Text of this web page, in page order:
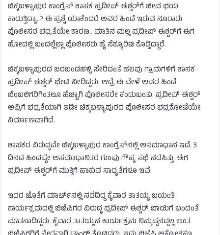
ಚಿಕ್ಕಬಳ್ಳಾಪುರ ಕಾಂಗ್ರೆಸ್ ಶಾಸಕ ಪ್ರದೀಪ್ ಈಶ್ವರ್​ಗೆ ಜೀವ ಭಯ
ಕಾಡುತ್ತಿದ್ಯಾ..? ಈ ಪ್ರಶ್ನೆ ಯಾಕೆಂದರೆ ಅವರ ಹಿಂದೆ ಇರುವ ನೂರಾರು
ಪೊಲೀಸರ ಭದ್ರತೆಯೇ ಕಾರಣ.. ಮಾತಿನ ಮಲ್ಲ ಪ್ರದೀಪ್ ಈಶ್ವರ್​​ಗೆ ಈಗ
ಹೋದಲ್ಲಿ ಬಂದಲ್ಲೆಲ್ಲಾ ಪೊಲೀಸರು ಹೈ ಸೆಕ್ಯೂರಿಟಿ ಕೊಡ್ತಿದ್ದಾರೆ.
ಚಿಕ್ಕಬಳ್ಳಾಪುರದ ಜರಬಂಡಹಳ್ಳಿ ಸೇರಿದಂತೆ ಹಲವು ಗ್ರಾಮಗಳಿಗೆ ಶಾಸಕ
ಪ್ರದೀಪ್ ಈಶ್ವರ್ ಭೇಟಿ ನೀಡಿದ್ದರು. ಆದ್ರೆ ಈ ವೇಳೆ ಅವರ ಹಿಂದೆ
ಬೆಂಬಲಿಗರಿಗಿಂತಲೂ ಹೆಚ್ಚಾಗಿ ಪೊಲೀಸರೇ ಕಂಡುಬಂತು. ಪ್ರದೀಪ್ ಈಶ್ವರ್
ಅವ್ರಿಗೆ ಭದ್ರತೆಯಾಗಿ ಇಡೀ ಚಿಕ್ಕಬಳ್ಳಾಪುರದ ಪೊಲೀಸರ ಭದ್ರಕೋಟೆಯೇ
ನಿರ್ಮಾಣವಾಗಿದೆ.
ಶಾಸಕರ ವಿರುದ್ಧವೇ ಚಿಕ್ಕಬಳ್ಳಾಪುರ ಕಾಂಗ್ರೆಸ್​​ನಲ್ಲಿ ಅಸಮಾಧಾನ ಇದೆ. 3
ದಿನದ ಹಿಂದಷ್ಟೇ ಅಸಮಾಧಾನಿತರ ಗುಂಪು ಗೌಪ್ಯ ಸಭೆ ನಡೆಸಿತ್ತು. ಈಗ
ಪ್ರದೀಪ್ ಈಶ್ವರ್​ಗೆ ಮುತ್ತಿಗೆ ಹಾಕುವ ಸಾಧ್ಯತೆಗಳೂ ಇವೆ.
ಇದರ ಜೊತೆಗೆ ಮಾರ್ಚ್​​ನಲ್ಲಿ ನಡೆದಿದ್ದ ಕೈವಾರ ತಾತಯ್ಯ ಜಯಂತಿ
ಕಾರ್ಯಕ್ರಮದಲ್ಲಿ ಬಿಜೆಪಿಗರ ವಿರುದ್ಧ ಪ್ರದೀಪ್ ಈಶ್ವರ್ ಬಾಯಿಗೆ ಬಂದಂತೆ
ಮಾತನಾಡಿದ್ದರು. ಕೈವಾರ ತಾತಯ್ಯನ ಕಾರ್ಯಕ್ರಮ ನಿಮ್ಮಪ್ಪನದ್ದಲ್ಲ ಅಂತ